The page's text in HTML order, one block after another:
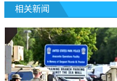
相关新闻